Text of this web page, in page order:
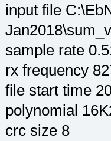
input file
sample rate
rx frequency
file start time
polynomial
crc size 8